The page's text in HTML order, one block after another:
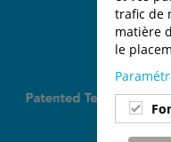
trafic de
matière
le